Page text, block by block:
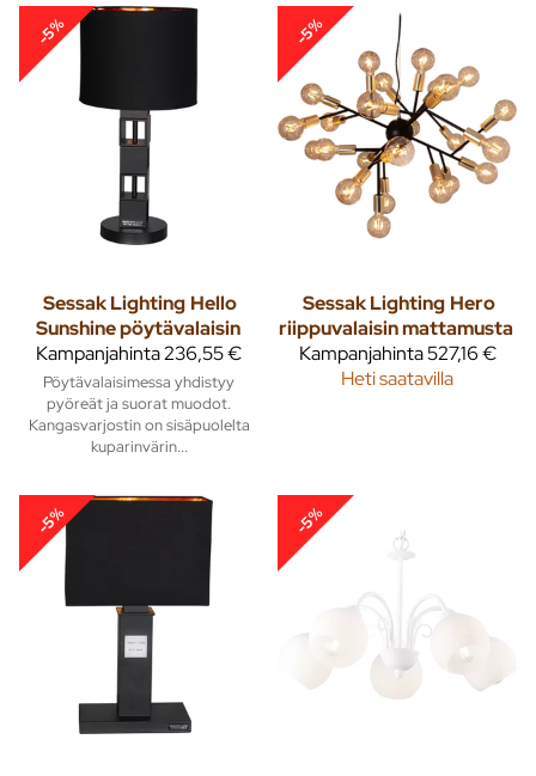
-5%
Sessak Lighting Hello
Sunshine pöytävalaisin
Kampanjahinta236,55 €
Pöytävalaisimessa yhdistyy
pyöreät ja suorat muodot.
Kangasvarjostin on sisäpuolelta
kuparinvärin...
-5%
Sessak Lighting Hero
riippuvalaisin mattamusta
Kampanjahinta527,16 €
Heti saatavilla
-5% -5%